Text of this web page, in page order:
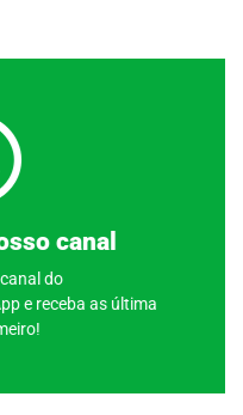
canal
do
e receba as última